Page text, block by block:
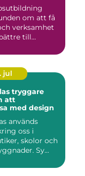
om att få
verksamhet
till...
jul
att
med design
används
oss i
skolor och
Sy...